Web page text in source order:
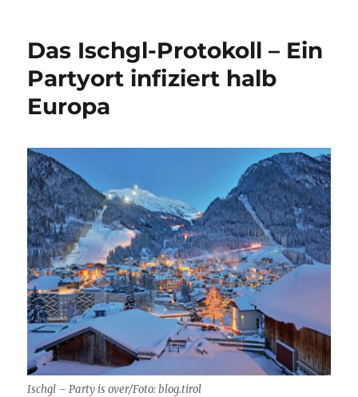
Das Ischgl-Protokoll – Ein
Partyort infiziert halb
Europa
Ischgl – Party is over/Foto: blog.tirol